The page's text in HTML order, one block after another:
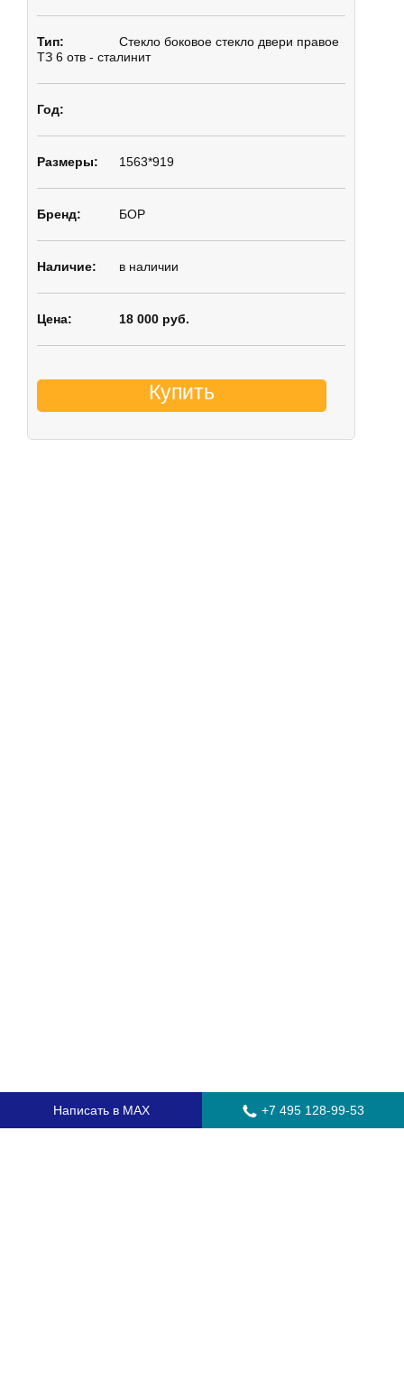
Стекло боковое стекло двери правое
ТЗ 6 отв - сталинит
1563*919
БОР
в наличии
18 000 руб.
Купить
Главная
Написать в MAX +7 495 128-99-53